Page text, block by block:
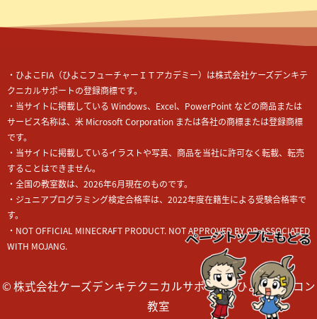
・ひよこFIA （ひよこフューチャーＩＴアカデミー） は株式会社ケーズデンキテ
クニカルサポートの登録商標です。
・当サイトに掲載している Windows、Excel、PowerPoint などの商品または
サービス名称は、米 Microsoft Corporation または各社の商標または登録商標
です。
・当サイトに掲載しているイラストや写真、商品を当社に許可なく転載、転売
することはできません。
・全国の教室数は、2026年6月現在のものです。
・ジュニアプログラミング検定合格率は、2022年度在籍生による受験合格率で
す。
・NOT OFFICIAL MINECRAFT PRODUCT. NOT APPROVED BY OR ASSOCIATED
WITH MOJANG.
© 株式会社ケーズデンキテクニカルサポート / ひよこパソコン
教室